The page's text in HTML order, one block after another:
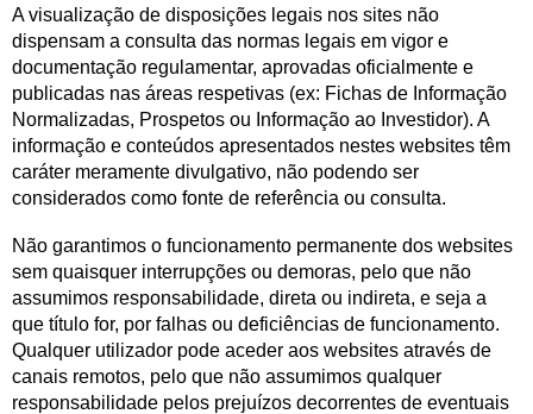
A visualização de disposições legais nos sites não
dispensam a consulta das normas legais em vigor e
documentação regulamentar, aprovadas oficialmente e
publicadas nas áreas respetivas (ex: Fichas de Informação
Normalizadas, Prospetos ou Informação ao Investidor). A
informação e conteúdos apresentados nestes websites têm
caráter meramente divulgativo, não podendo ser
considerados como fonte de referência ou consulta.
Não garantimos o funcionamento permanente dos websites
sem quaisquer interrupções ou demoras, pelo que não
assumimos responsabilidade, direta ou indireta, e seja a
que título for, por falhas ou deficiências de funcionamento.
Qualquer utilizador pode aceder aos websites através de
canais remotos, pelo que não assumimos qualquer
responsabilidade pelos prejuízos decorrentes de eventuais